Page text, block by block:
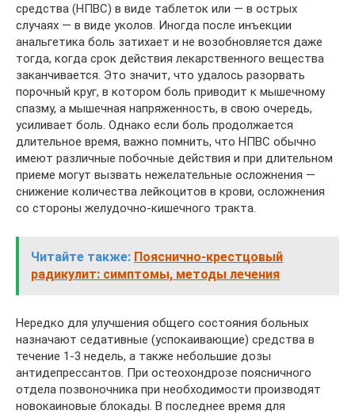
средства (НПВС) в виде таблеток или — в острых
случаях — в виде уколов. Иногда после инъекции
анальгетика боль затихает и не возобновляется даже
тогда, когда срок действия лекарственного вещества
заканчивается. Это значит, что удалось разорвать
порочный круг, в котором боль приводит к мышечному
спазму, а мышечная напряженность, в свою очередь,
усиливает боль. Однако если боль продолжается
длительное время, важно помнить, что НПВС обычно
имеют различные побочные действия и при длительном
приеме могут вызвать нежелательные осложнения —
снижение количества лейкоцитов в крови, осложнения
со стороны желудочно-кишечного тракта.
Читайте также: Пояснично-крестцовый
радикулит: симптомы, методы лечения
Нередко для улучшения общего состояния больных
назначают седативные (успокаивающие) средства в
течение 1-3 недель, а также небольшие дозы
антидепрессантов. При остеохондрозе поясничного
отдела позвоночника при необходимости производят
новокаиновые блокады. В последнее время для